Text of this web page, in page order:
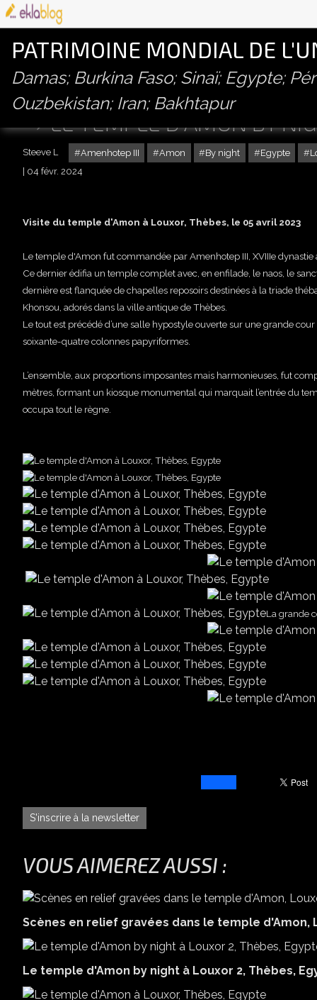
PATRIMOINE MONDIAL DE
Damas; Burkina Faso; Sinaï; Egypte;
Ouzbekistan; Iran; Bakhtapur
LE TEMPLE D'AMON BY
Amenhotep III Amon By night Egypte
Steeve L
04 févr. 2024
Visite du temple d'Amon à Louxor, Thèbes, le 05 avril 2023
Le temple d'Amon fut commandée par Amenhotep III, XVIIIe
Ce dernier édifia un temple complet avec, en enfilade, le naos, le
dernière est flanquée de chapelles reposoirs destinées à la triade
Khonsou, adorés dans la ville antique de Thèbes.
Le tout est précédé d’une salle hypostyle ouverte sur une grande
soixante-quatre colonnes papyriformes.
L’ensemble, aux proportions imposantes mais harmonieuses, fut
mètres, formant un kiosque monumental qui marquait l’entrée du
occupa tout le règne.
La grande
S'inscrire à la newsletter
VOUS AIMEREZ AUSSI :
Scènes en relief gravées dans le temple d'Amon,
Le temple d'Amon by night à Louxor 2, Thèbes,